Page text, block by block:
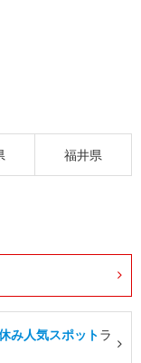
福井県
み人気スポットラ